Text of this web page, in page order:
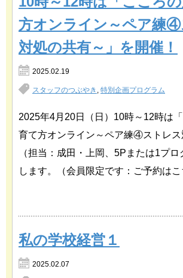
方オンライン～ペア練④
対処の共有～」を開催！
2025.02.19
スタッフのつぶやき , 特別企画プログラム
2025年4月20日（日）10時～12時は
育て方オンライン～ペア練④ストレス
（担当：成田・上岡、5Pまたは1プ
します。（会員限定です：ご予約は
私の学校経営１
2025.02.07